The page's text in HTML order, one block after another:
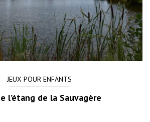
JEUX POUR ENFANTS
l’étang de la Sauvagère